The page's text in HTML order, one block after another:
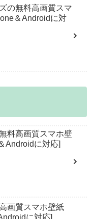
の無料高画質スマ
＆Androidに対
料高画質スマホ壁
Androidに対応]
画質スマホ壁紙
に対応]